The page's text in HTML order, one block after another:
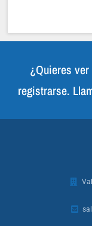
¿Quieres
registrarse.